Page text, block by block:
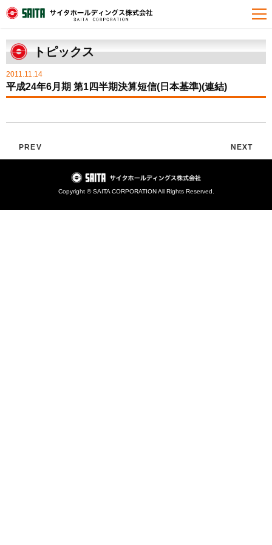
HOME
トピックス
トピックス
2011.11.14
平成24年6月期 第1四半期決算短信(日本基準)(連結)
PREV NEXT
Copyright © SAITA CORPORATION All Rights Reserved.